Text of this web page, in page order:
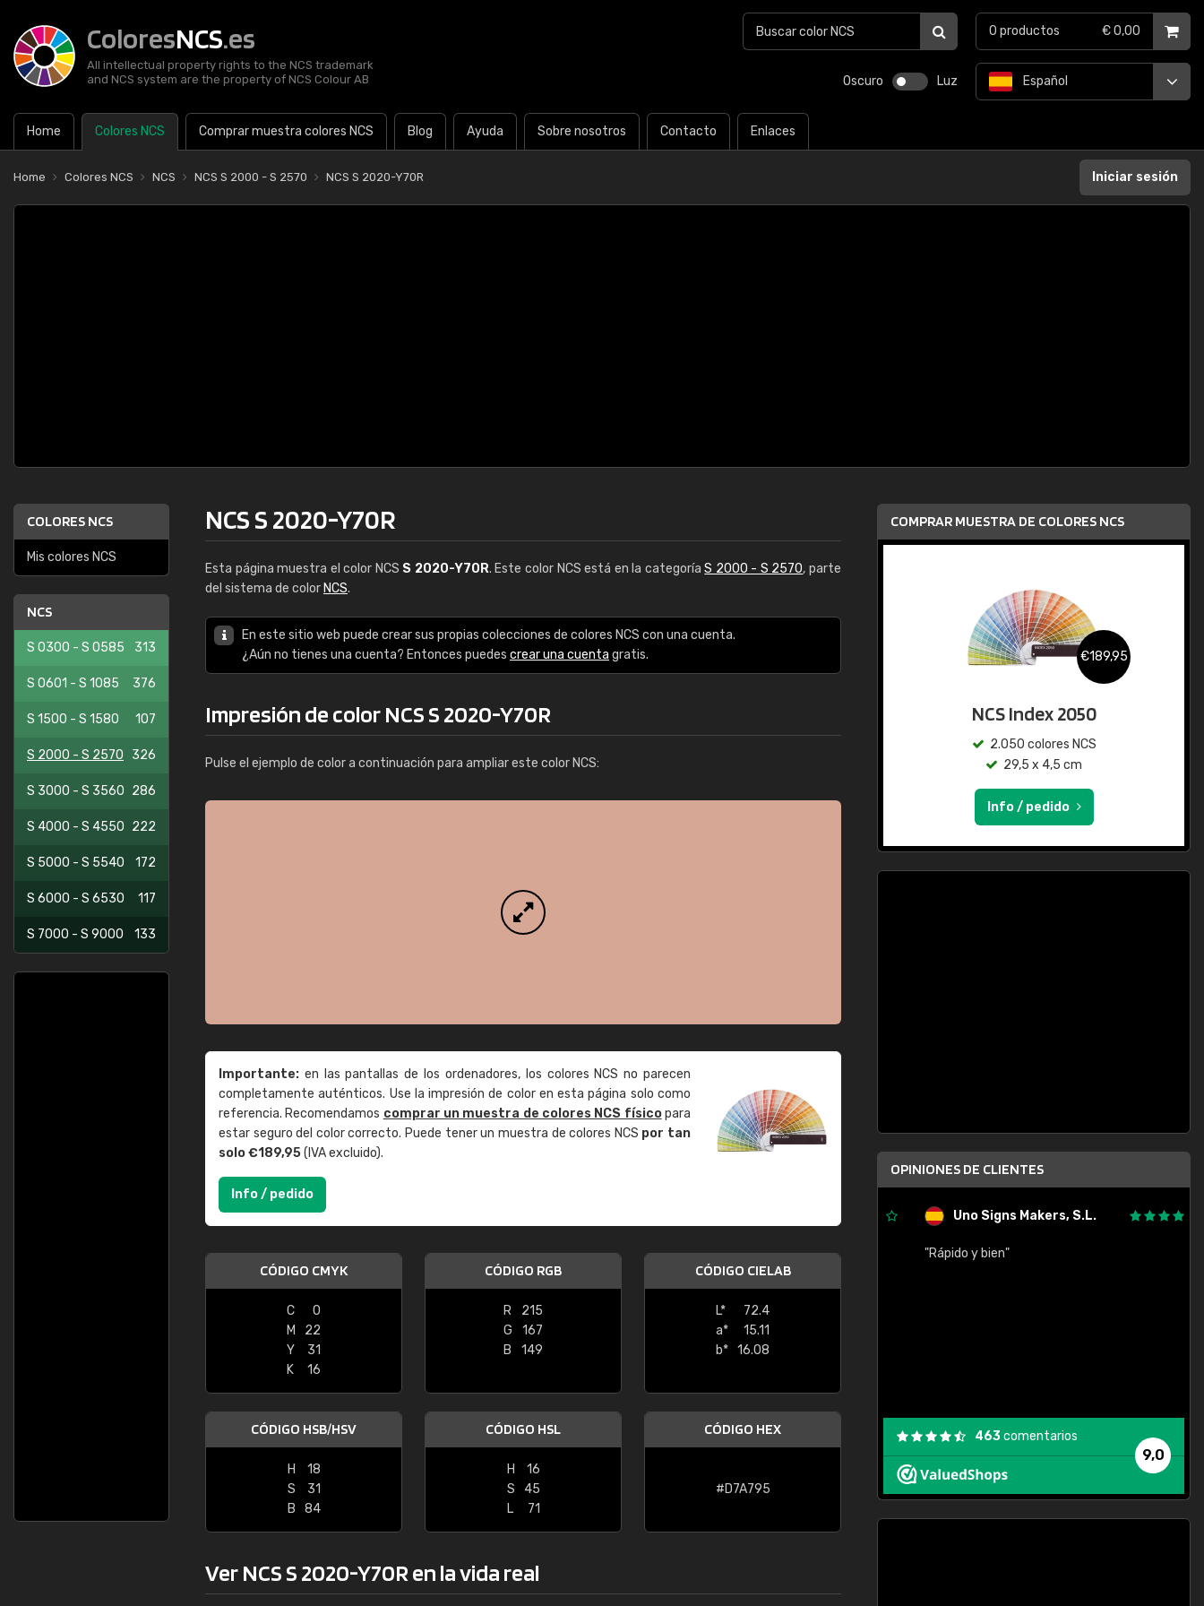
ColoresNCS.es
All intellectual property rights to the NCS trademark
and NCS system are the property of NCS Colour AB
Oscuro Luz
Home Colores NCS Comprar muestra colores NCS Blog Ayuda Sobre nosotros Contacto Enlaces
Español
0 productos € 0,00
Home Colores NCS NCS NCS S 2000 - S 2570 NCS S 2020-Y70R Iniciar sesión
COLORES NCS
Mis colores NCS
NCS
S 0300 - S 0585 313
S 0601 - S 1085 376
S 1500 - S 1580 107
S 2000 - S 2570 326
S 3000 - S 3560 286
S 4000 - S 4550 222
S 5000 - S 5540 172
S 6000 - S 6530 117
S 7000 - S 9000 133
NCS S 2020-Y70R
Esta página muestra el color NCS S 2020-Y70R. Este color NCS está en la categoríaS 2000 - S 2570, parte
del sistema de color NCS.
En este sitio web puede crear sus propias colecciones de colores NCS con una cuenta.
¿Aún no tienes una cuenta? Entonces puedes crear una cuenta gratis.
Impresión de color NCS S 2020-Y70R
Pulse el ejemplo de color a continuación para ampliar este color NCS:
Importante: en las pantallas de los ordenadores, los colores NCS no parecen
completamente auténticos. Use la impresión de color en esta página solo como
referencia. Recomendamos comprar un muestra de colores NCS físicopara
estar seguro del color correcto. Puede tener un muestra de colores NCS por tan
solo €189,95(IVA excluido).
Info / pedido
CÓDIGO CMYK
C
0
M
22
Y
31
K
16
CÓDIGO RGB
R
215
G
167
B
149
CÓDIGO CIELAB
L*
72.4
a*
15.11
b* 16.08
CÓDIGO HSB/HSV
H
18
S
31
B
84
CÓDIGO HSL
H
16
S
45
L
71
CÓDIGO HEX
#D7A795
Ver NCS S 2020-Y70R en la vida real
COMPRAR MUESTRA DE COLORES NCS
€189,95
NCS Index 2050
2.050 colores NCS
29,5 x 4,5 cm
Info / pedido
OPINIONES DE CLIENTES
"Buen servicio. No obstante No es fácil
encontrar/comprar lo que se busca"
Uno Signs Makers, S.L.
"Rápido y bien"
9,0
463comentarios